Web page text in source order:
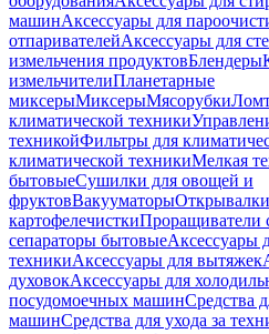
машинАксессуары для
отпаривателейАксессуары для
измельчения продуктовБлендеры
измельчителиПланетарные
миксерыМиксерыМясорубки
климатической техники
техникойФильтры для
климатической техникиМелкая
бытовыеСушилки для овощей и
фруктовВакууматоры
картофелечисткиПроращиватели
сепараторы бытовыеАксессуары
техникиАксессуары для вытяжек
духовокАксессуары для
посудомоечных машинСредства
машинСредства для ухода за